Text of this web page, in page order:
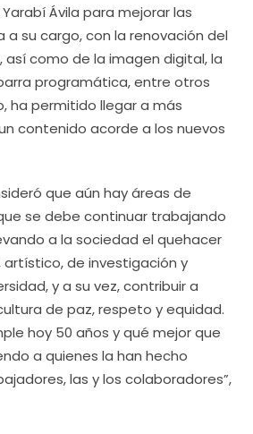
Ávila para mejorar las
a su cargo, con la renovación del
como de la imagen digital, la
programática, entre otros
ha permitido llegar a más
contenido acorde a los nuevos
que aún hay áreas de
se debe continuar trabajando
a la sociedad el quehacer
de investigación y
y a su vez, contribuir a
de paz, respeto y equidad.
hoy 50 años y qué mejor que
a quienes la han hecho
las y los colaboradores”,